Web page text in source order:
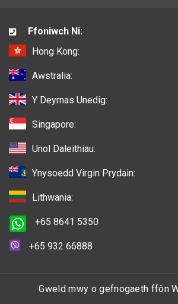
Ffoniwch Ni:
Hong Kong:
Awstralia:
Y Deyrnas Unedig:
Singapore:
Unol Daleithiau:
Ynysoedd Virgin Prydain:
Lithwania:
+65 8641 5350
+65 932 66888
Gweld mwy o gefnogaeth ffôn